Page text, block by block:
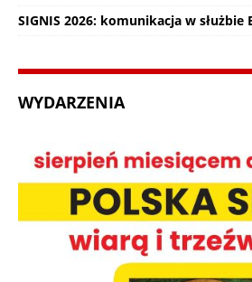
SIGNIS 2026: komunikacja w służbie
WYDARZENIA